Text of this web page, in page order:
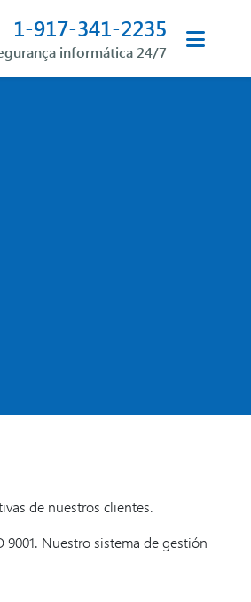
1-917-341-2235
informática 24/7
de nuestros clientes.
Nuestro sistema de gestión